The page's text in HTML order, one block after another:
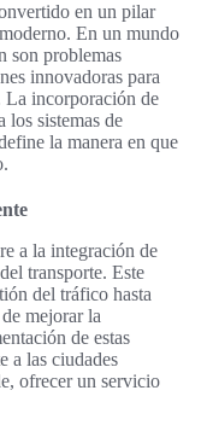
en un pilar
En un mundo
son problemas
innovadoras para
La incorporación de
los sistemas de
la manera en que
a la integración de
transporte. Este
del tráfico hasta
mejorar la
de estas
a las ciudades
ofrecer un servicio